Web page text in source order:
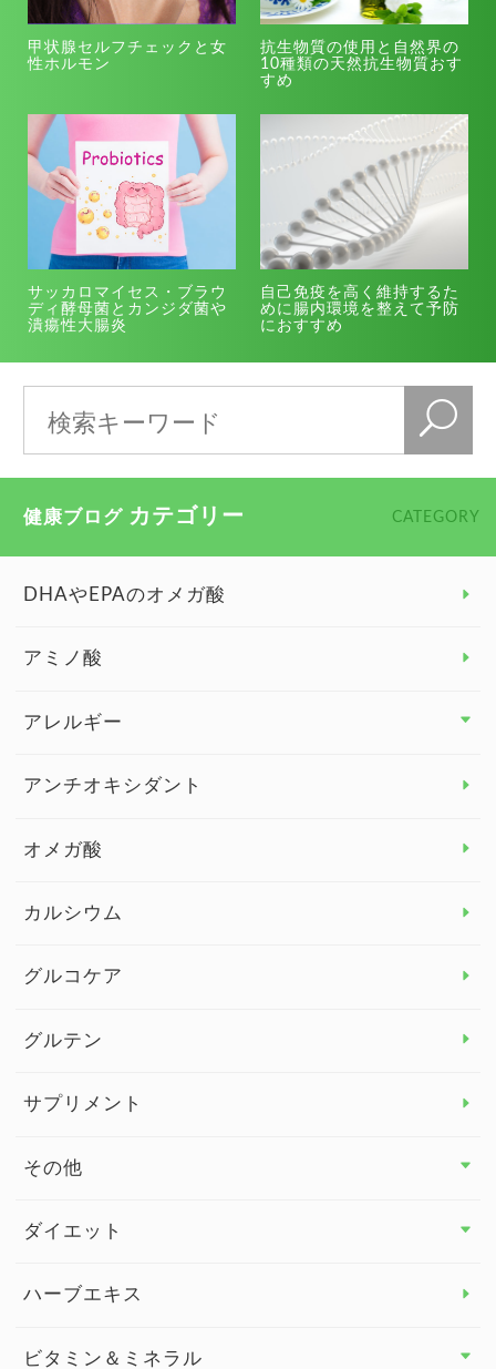
甲状腺セルフチェックと女
性ホルモン
抗生物質の使用と自然界の
10種類の天然抗生物質おす
すめ
サッカロマイセス・ブラウ
ディ酵母菌とカンジダ菌や
潰瘍性大腸炎
自己免疫を高く維持するた
めに腸内環境を整えて予防
におすすめ
健康ブログ カテゴリー CATEGORY
DHAやEPAのオメガ酸
アミノ酸
アレルギー
アレルギー トップ
アンチオキシダント
オメガ酸
カルシウム
グルコケア
グルテン
サプリメント
その他
その他 トップ
ダイエット
ダイエット トップ
ハーブエキス
ビタミン＆ミネラル